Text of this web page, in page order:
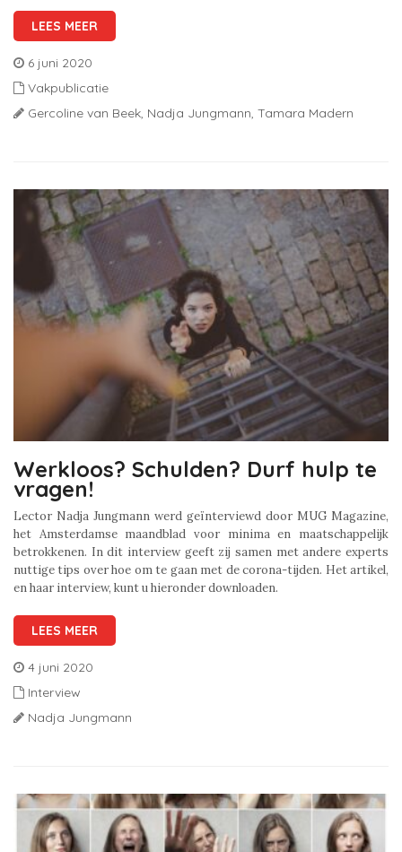
LEES MEER
6 juni 2020
Vakpublicatie
Gercoline van Beek, Nadja Jungmann, Tamara Madern
Werkloos? Schulden? Durf hulp te
vragen!
Lector Nadja Jungmann werd geïnterviewd door MUG Magazine,
het Amsterdamse maandblad voor minima en maatschappelijk
betrokkenen. In dit interview geeft zij samen met andere experts
nuttige tips over hoe om te gaan met de corona-tijden. Het artikel,
en haar interview, kunt u hieronder downloaden.
LEES MEER
4 juni 2020
Interview
Nadja Jungmann